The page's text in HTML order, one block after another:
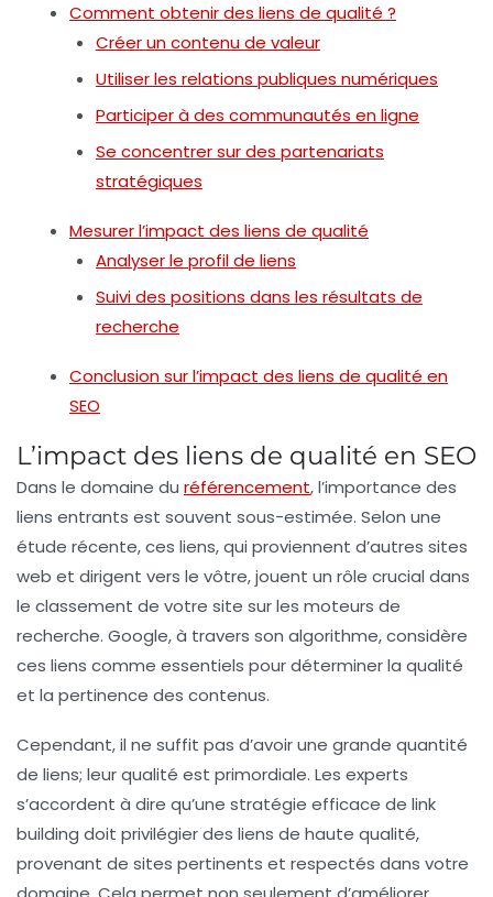
Comment obtenir des liens de qualité ?
Créer un contenu de valeur
Utiliser les relations publiques numériques
Participer à des communautés en ligne
Se concentrer sur des partenariats
stratégiques
Mesurer l’impact des liens de qualité
Analyser le profil de liens
Suivi des positions dans les résultats de
recherche
Conclusion sur l’impact des liens de qualité en
SEO
L’impact des liens de qualité en SEO
Dans le domaine du référencement, l’importance des
liens entrants est souvent sous-estimée. Selon une
étude récente, ces liens, qui proviennent d’autres sites
web et dirigent vers le vôtre, jouent un rôle crucial dans
le classement de votre site sur les moteurs de
recherche. Google, à travers son algorithme, considère
ces liens comme essentiels pour déterminer la qualité
et la pertinence des contenus.
Cependant, il ne suffit pas d’avoir une grande quantité
de liens; leurqualité est primordiale. Les experts
s’accordent à dire qu’une stratégie efficace de link
building doit privilégier des liens de haute qualité,
provenant de sites pertinents et respectés dans votre